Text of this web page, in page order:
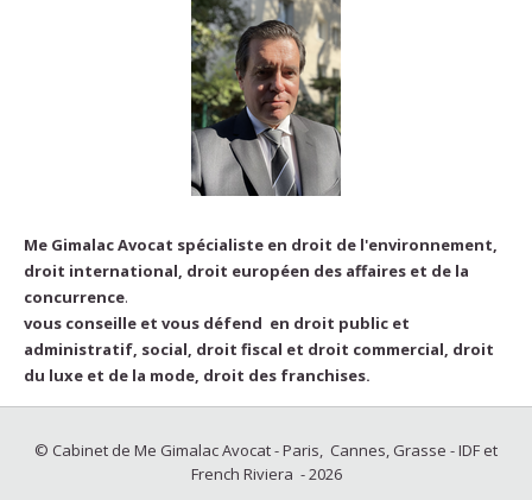
Me Gimalac Avocat spécialiste en droit de l'environnement,
droit international, droit européen des affaires et de la
concurrence.
vous conseille et vous défend en droit public et
administratif, social, droit fiscal et droit commercial, droit
du luxe et de la mode, droit des franchises.
© Cabinet de Me Gimalac Avocat - Paris, Cannes, Grasse - IDF et
French Riviera - 2026